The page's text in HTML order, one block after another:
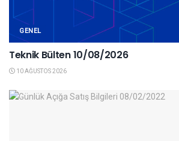
GENEL
Teknik Bülten 10/08/2026
10 AĞUSTOS 2026